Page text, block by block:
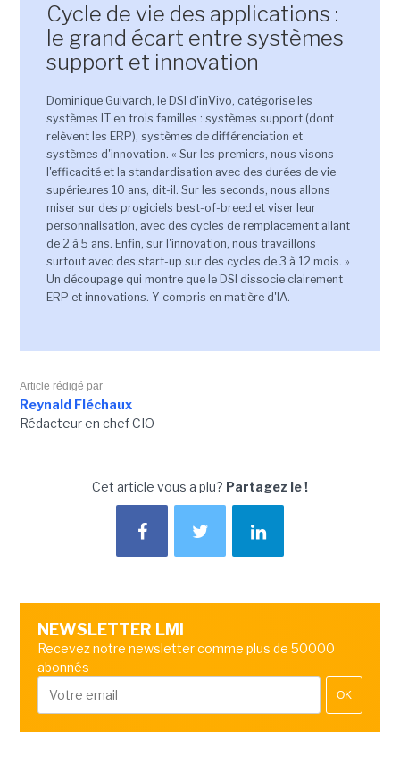
Cycle de vie des applications :
le grand écart entre systèmes
support et innovation
Dominique Guivarch, le DSI d'inVivo, catégorise les
systèmes IT en trois familles : systèmes support (dont
relèvent les ERP), systèmes de différenciation et
systèmes d'innovation. « Sur les premiers, nous visons
l'efficacité et la standardisation avec des durées de vie
supérieures 10 ans, dit-il. Sur les seconds, nous allons
miser sur des progiciels best-of-breed et viser leur
personnalisation, avec des cycles de remplacement allant
de 2 à 5 ans. Enfin, sur l'innovation, nous travaillons
surtout avec des start-up sur des cycles de 3 à 12 mois. »
Un découpage qui montre que le DSI dissocie clairement
ERP et innovations. Y compris en matière d'IA.
Article rédigé par
Reynald Fléchaux
Rédacteur en chef CIO
Cet article vous a plu? Partagez le !
NEWSLETTER LMI
Recevez notre newsletter comme plus de 50000
abonnés
OK